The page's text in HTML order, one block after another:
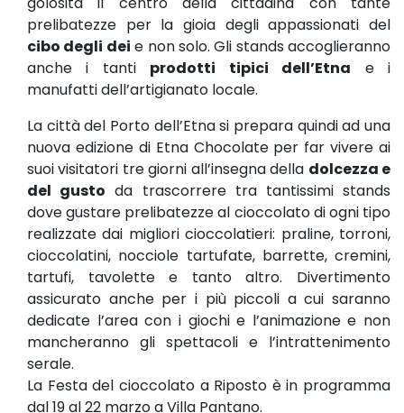
prelibatezze per la gioia degli appassionati del
cibo degli dei e non solo. Gli stands accoglieranno
anche i tanti prodotti tipici dell’Etna e i
manufatti dell’artigianato locale.
La città del Porto dell’Etna si prepara quindi ad una
nuova edizione di Etna Chocolate per far vivere ai
suoi visitatori tre giorni all’insegna della dolcezza e
del gusto da trascorrere tra tantissimi stands
dove gustare prelibatezze al cioccolato di ogni tipo
realizzate dai migliori cioccolatieri: praline, torroni,
cioccolatini, nocciole tartufate, barrette, cremini,
tartufi, tavolette e tanto altro. Divertimento
assicurato anche per i più piccoli a cui saranno
dedicate l’area con i giochi e l’animazione e non
mancheranno gli spettacoli e l’intrattenimento
serale.
La Festa del cioccolato a Riposto è in programma
dal 19 al 22 marzo a Villa Pantano.